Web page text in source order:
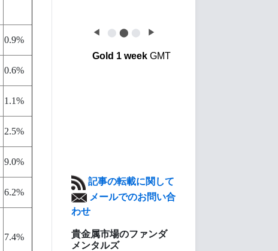
0.9%
0.6%
1.1%
2.5%
9.0%
6.2%
7.4%
◀ ⬤ ⬤ ⬤ ▶
Gold 1 weekGMT
記事の転載に関して
メールでのお問い合
わせ
貴金属市場のファンダ
メンタルズ